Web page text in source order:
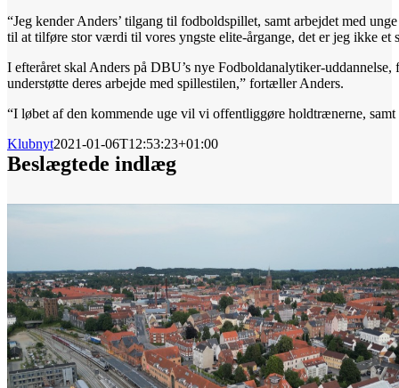
“Jeg kender Anders’ tilgang til fodboldspillet, samt arbejdet med
til at tilføre stor værdi til vores yngste elite-årgange, det er jeg ikke et
I efteråret skal Anders på DBU’s nye Fodboldanalytiker-
understøtte deres arbejde med spillestilen,” fortæller Anders.
“I løbet af den kommende uge vil vi offentliggøre holdtrænerne,
Klubnyt2021-01-06T12:53:23+01:00
Beslægtede indlæg